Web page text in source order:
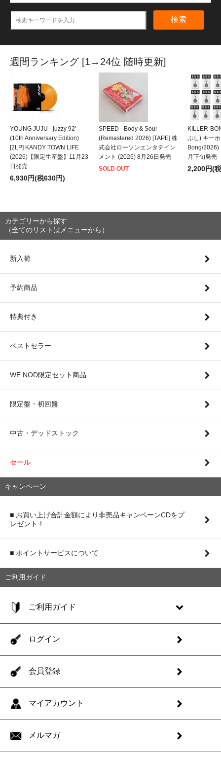
検索
週間ランキング [1→24位 随時更新]
YOUNG JUJU - juzzy 92'
(10th Anniversary Edition)
[2LP] KANDY TOWN LIFE
(2026)【限定生産盤】11月23
日発売
6,930円(税630円)
SPEED - Body & Soul
(Remastered 2026) [TAPE] 株
式会社ローソンエンタテイン
メント (2026) 8月26日発売
SOLD OUT
KILLER-
ぶし) キー
Bong/2026)
月下旬発売
2,200円(
カテゴリーから探す
（全てのリストはメニューから）
新入荷
予約商品
特典付き
ベストセラー
WE NOD限定セット商品
限定盤・初回盤
中古・デッドストック
セール
キャンペーン
■ お買い上げ合計金額により非売品キャンペーンCDをプ
レゼント！
■ ポイントサービスについて
ご利用ガイド
ご利用ガイド
ログイン
会員登録
マイアカウント
メルマガ